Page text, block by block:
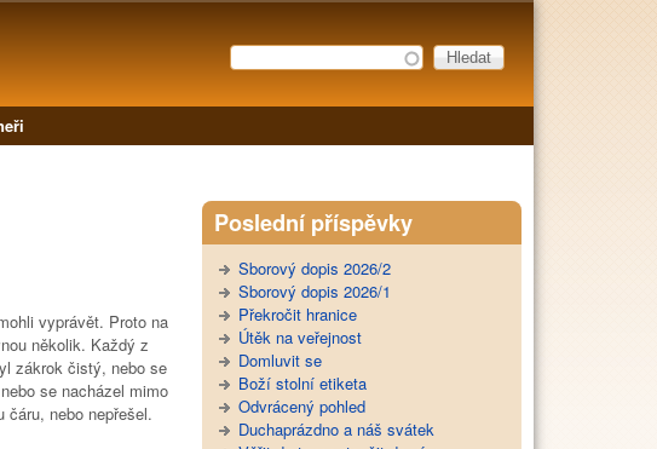
Vyhledávání
Hledat
vyprávět. Proto na
několik. Každý z
zákrok čistý, nebo se
se nacházel mimo
čáru, nebo nepřešel.
Poslední příspěvky
Sborový dopis 2026/2
Sborový dopis 2026/1
Překročit hranice
Útěk na veřejnost
Domluvit se
Boží stolní etiketa
Odvrácený pohled
Duchaprázdno a náš svátek